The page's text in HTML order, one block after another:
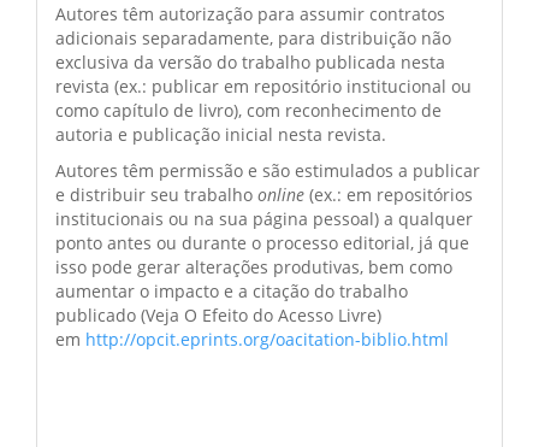
Autores têm autorização para assumir contratos
adicionais separadamente, para distribuição não
exclusiva da versão do trabalho publicada nesta
revista (ex.: publicar em repositório institucional ou
como capítulo de livro), com reconhecimento de
autoria e publicação inicial nesta revista.
Autores têm permissão e são estimulados a publicar
e distribuir seu trabalho online (ex.: em repositórios
institucionais ou na sua página pessoal) a qualquer
ponto antes ou durante o processo editorial, já que
isso pode gerar alterações produtivas, bem como
aumentar o impacto e a citação do trabalho
publicado (Veja O Efeito do Acesso Livre)
em http://opcit.eprints.org/oacitation-biblio.html